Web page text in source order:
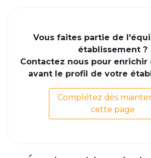
Vous faites partie de
établissement ?
Contactez nous pour
avant le profil de votre
Complétez dès
cette page